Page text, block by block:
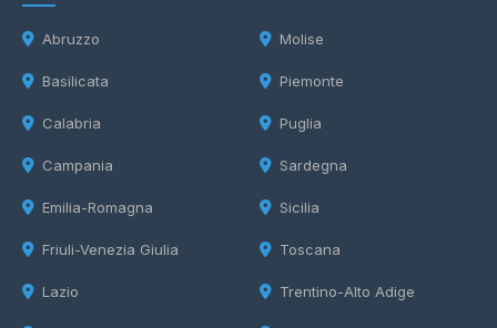
Abruzzo
Basilicata
Calabria
Campania
Emilia-Romagna
Friuli-Venezia Giulia
Lazio
Molise
Piemonte
Puglia
Sardegna
Sicilia
Toscana
Trentino-Alto Adige